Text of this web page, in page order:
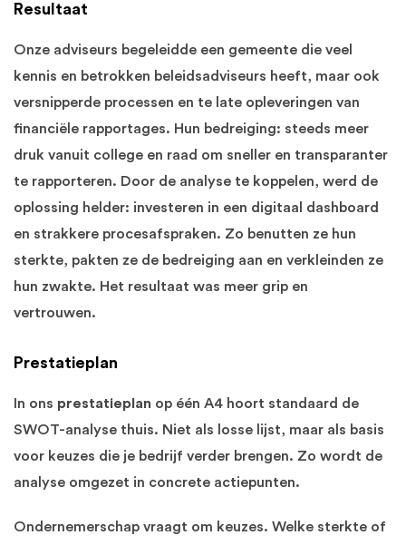
Resultaat
Onze adviseurs begeleidde een gemeente die veel
kennis en betrokken beleidsadviseurs heeft, maar ook
versnipperde processen en te late opleveringen van
financiële rapportages. Hun bedreiging: steeds meer
druk vanuit college en raad om sneller en transparanter
te rapporteren. Door de analyse te koppelen, werd de
oplossing helder: investeren in een digitaal dashboard
en strakkere procesafspraken. Zo benutten ze hun
sterkte, pakten ze de bedreiging aan en verkleinden ze
hun zwakte. Het resultaat was meer grip en
vertrouwen.
Prestatieplan
In ons prestatieplan op één A4 hoort standaard de
SWOT-analyse thuis. Niet als losse lijst, maar als basis
voor keuzes die je bedrijf verder brengen. Zo wordt de
analyse omgezet in concrete actiepunten.
Ondernemerschap vraagt om keuzes. Welke sterkte of